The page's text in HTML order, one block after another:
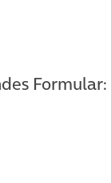
Formular: